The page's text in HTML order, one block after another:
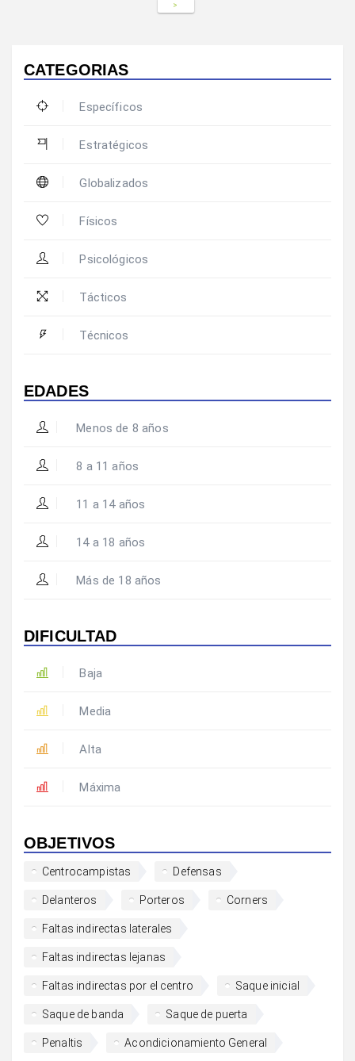
>
CATEGORIAS
Específicos
Estratégicos
Globalizados
Físicos
Psicológicos
Tácticos
Técnicos
EDADES
Menos de 8 años
8 a 11 años
11 a 14 años
14 a 18 años
Más de 18 años
DIFICULTAD
Baja
Media
Alta
Máxima
OBJETIVOS
Centrocampistas Defensas
Delanteros Porteros Corners
Faltas indirectas laterales
Faltas indirectas lejanas
Faltas indirectas por el centro Saque inicial
Saque de banda Saque de puerta
Penaltis Acondicionamiento General